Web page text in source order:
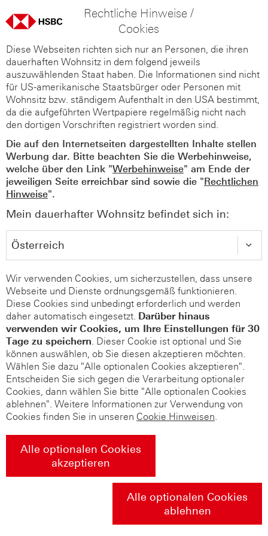
Rechtliche Hinweise /
Cookies
Diese Webseiten richten sich nur an Personen, die ihren
dauerhaften Wohnsitz in dem folgend jeweils
auszuwählenden Staat haben. Die Informationen sind nicht
für US-amerikanische Staatsbürger oder Personen mit
Wohnsitz bzw. ständigem Aufenthalt in den USA bestimmt,
da die aufgeführten Wertpapiere regelmäßig nicht nach
den dortigen Vorschriften registriert worden sind.
Die auf den Internetseiten dargestellten Inhalte stellen
Werbung dar. Bitte beachten Sie die Werbehinweise,
welche über den Link "Werbehinweise" am Ende der
jeweiligen Seite erreichbar sind sowie die "Rechtlichen
Hinweise".
Mein dauerhafter Wohnsitz befindet sich in:
Wir verwenden Cookies, um sicherzustellen, dass unsere
Webseite und Dienste ordnungsgemäß funktionieren.
Diese Cookies sind unbedingt erforderlich und werden
daher automatisch eingesetzt. Darüber hinaus
verwenden wir Cookies, um Ihre Einstellungen für 30
Tage zu speichern. Dieser Cookie ist optional und Sie
können auswählen, ob Sie diesen akzeptieren möchten.
Wählen Sie dazu "Alle optionalen Cookies akzeptieren".
Entscheiden Sie sich gegen die Verarbeitung optionaler
Cookies, dann wählen Sie bitte "Alle optionalen Cookies
ablehnen". Weitere Informationen zur Verwendung von
Cookies finden Sie in unseren Cookie Hinweisen.
Alle optionalen Cookies
akzeptieren
Alle optionalen Cookies
ablehnen